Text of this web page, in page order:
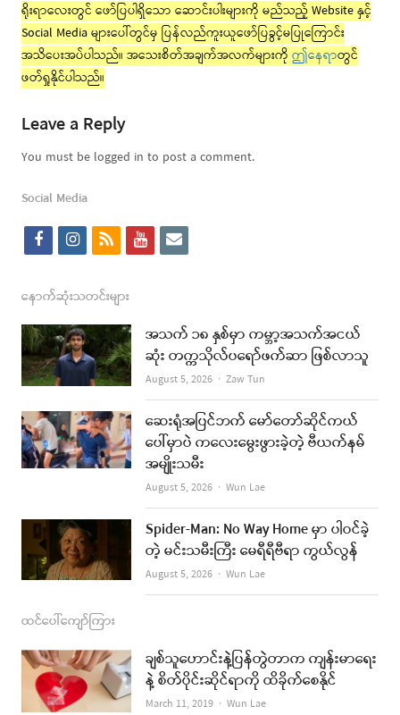
ရိုးရာလေးတွင် ဖော်ပြပါရှိသော ဆောင်းပါးများကို မည်သည့် Website နှင့်
Social Media များပေါ်တွင်မှ ပြန်လည်ကူးယူဖော်ပြခွင့်မပြုကြောင်း
အသိပေးအပ်ပါသည်။ အသေးစိတ်အချက်အလက်များကို ဤနေရာတွင်
ဖတ်ရှုနိုင်ပါသည်။
Leave a Reply
You must be logged in to post a comment.
Social Media
f
c
e
b
o
o
k
i
s
t
a
g
r
a
m
r
s
y
t
u
b
e
e
i
l
နောက်ဆုံးသတင်းများ
အသက် ၁၈ နှစ်မှာ ကမ္ဘာ့အသက်အငယ်
ဆုံး တက္ကသိုလ်ပရော်ဖက်ဆာ ဖြစ်လာသူ
August 5, 2026 Author
Zaw Tun
ဆေးရုံအပြင်ဘက် မော်တော်ဆိုင်ကယ်
ပေါ်မှာပဲ ကလေးမွေးဖွားခဲ့တဲ့ ဗီယက်နမ်
အမျိုးသမီး
August 5, 2026 Author
Wun Lae
Spider-Man: No Way Home မှာ ပါဝင်ခဲ့
တဲ့ မင်းသမီးကြီး မေရီရီဗီရာ ကွယ်လွန်
August 5, 2026 Author
Wun Lae
ထင်ပေါ်ကျော်ကြား
ချစ်သူဟောင်းနဲ့ပြန်တွဲတာက ကျန်းမာရေး
နဲ့ စိတ်ပိုင်းဆိုင်ရာကို ထိခိုက်စေနိုင်
March 11, 2019 Author
Wun Lae